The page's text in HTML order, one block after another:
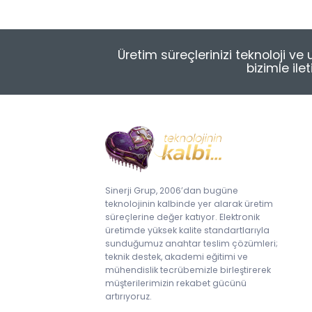
MES Tabanlı Üretim Yönetimi
Üretim süreçlerinizi teknoloji ve
bizimle
Sinerji Grup, 2006’dan bugüne
teknolojinin kalbinde yer alarak üretim
süreçlerine değer katıyor. Elektronik
üretimde yüksek kalite standartlarıyla
sunduğumuz anahtar teslim çözümleri;
teknik destek, akademi eğitimi ve
mühendislik tecrübemizle birleştirerek
müşterilerimizin rekabet gücünü
artırıyoruz.